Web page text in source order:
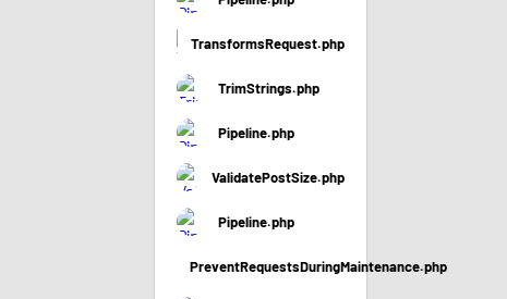
TransformsRequest.php
TrimStrings.php
Pipeline.php
ValidatePostSize.php
Pipeline.php
PreventRequestsDuringMaintenance.php